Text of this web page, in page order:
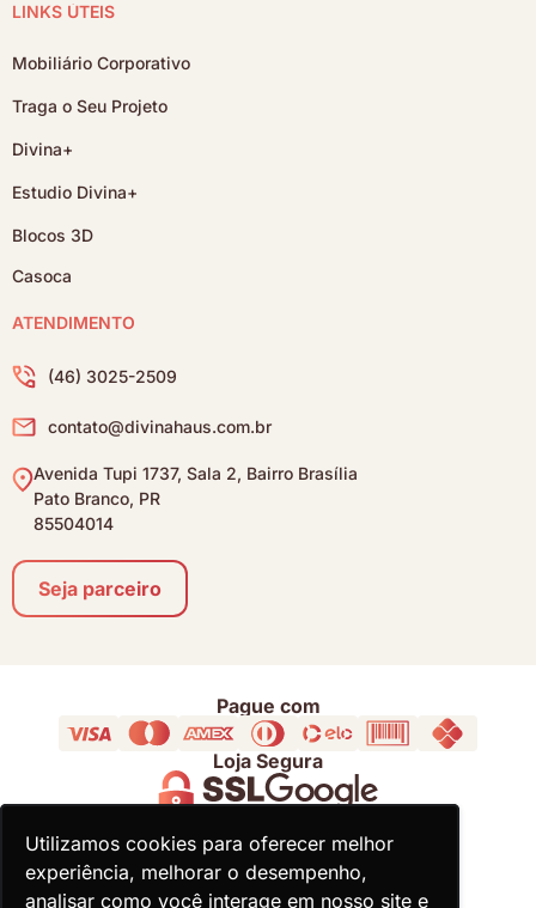
Utilizamos cookies para oferecer melhor
experiência, melhorar o desempenho,
analisar como você interage em nosso site e
Utilizamos cookies para oferecer melhor
experiência, melhorar o desempenho,
analisar como você interage em nosso site e
LINKS ÚTEIS
Mobiliário Corporativo
Traga o Seu Projeto
Divina+
Estudio Divina+
Blocos 3D
Casoca
ATENDIMENTO
(46) 3025-2509
contato@divinahaus.com.br
Avenida Tupi 1737, Sala 2, Bairro Brasília
Pato Branco, PR
85504014
Seja parceiro
Pague com
Loja Segura
Acompanhe